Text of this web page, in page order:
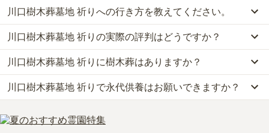
川口樹木葬墓地 祈りでは、樹木葬が約40万円からお求めいただけ
ます。
なお、川口樹木葬墓地 祈りがある埼玉県の相場は、樹木葬が約59
万円です。
お墓は、価格が高いものがよい、安いものが悪い、という訳ではあ
きる場所を選ぶことです。
川口樹木葬墓地 祈りへの行き方を教えてください。
公共交通機関の場合、埼玉高速鉄道「川口元郷駅」から徒歩約15分
です。
車の場合、首都6号三郷線「加平インター」から車で約26分です。
詳しいルートや地図は、本ページの「地図・交通アクセス」欄をご
確認ください。
川口樹木葬墓地 祈りの実際の評判はどうですか？
当サイトに寄せられた総合評価は、4.1点です。特に価格が高く評
価されています。
利用者様からは「霊園の周りには、お墓参り専門のお店がありま
す。その為、いつも、手ぶらでお墓参りに行ける点は、便利です。
近所には、お蕎麦屋さんがあり、いつも、そのお店で食事をするの
川口樹木葬墓地 祈りに樹木葬はありますか？
はい、川口樹木葬墓地 祈りには3種類の樹木葬がございます。
費用は、約40万円からとなっております。
川口樹木葬墓地 祈りがある埼玉県の樹木葬の相場価格は、約59万
円です。
川口樹木葬墓地 祈りで永代供養はお願いできますか？
はい、川口樹木葬墓地 祈りは永代供養に対応しています。
費用は、約40万円からとなっております。